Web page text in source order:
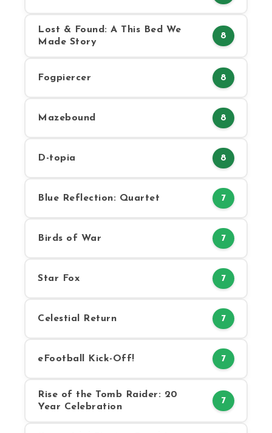
Lost & Found: A This Bed We
Made Story
8
Fogpiercer 8
Mazebound 8
D-topia 8
Blue Reflection: Quartet 7
Birds of War 7
Star Fox 7
Celestial Return 7
eFootball Kick-Off! 7
Rise of the Tomb Raider: 20
Year Celebration
7